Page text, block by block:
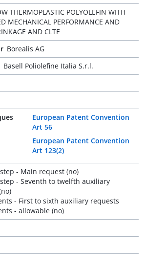
THERMOPLASTIC POLYOLEFIN WITH
MECHANICAL PERFORMANCE AND
AND CLTE
Borealis AG
Basell Poliolefine Italia S.r.l.
European Patent Convention
Art 56
European Patent Convention
Art 123(2)
- Main request (no)
- Seventh to twelfth auxiliary
- First to sixth auxiliary requests
- allowable (no)